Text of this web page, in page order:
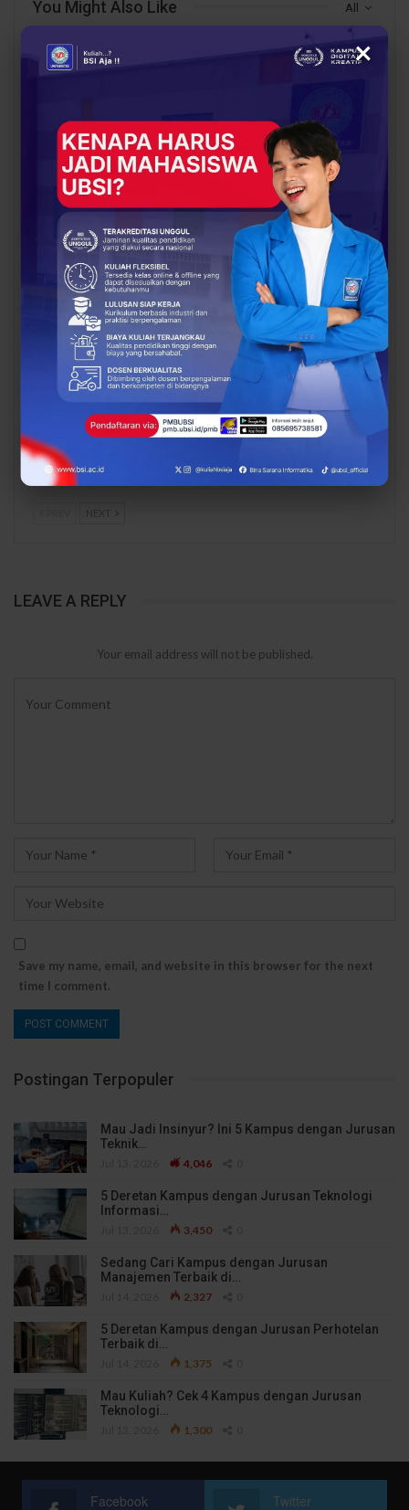
All
You Might Also Like
BERITA
Siap Kuliah Berkualitas?
UBSI Cengkareng Gelar
Open Booth Spesial
dengan Beasiswa…
Lulusan Berdaya Saing
Dimulai dari
Kompetensi, UBSI
Kampus Cikampek
Bekali Mahasiswa…
EVENT
Mahasiswa UBSI Punya
Ide Bisnis? Saatnya
Unjuk Gigi di
PERTAMUDA 2026, Ikuti…
BERITA
Proses Belajar di UBSI
yang Mendukung
Kerja
LEAVE A REPLY
Your email address will not be published.
Save my name, email, and website in this browser for the next
time I comment.
Postingan Terpopuler
Mau Jadi Insinyur? Ini 5 Kampus dengan Jurusan
Teknik…
4,046
5 Deretan Kampus dengan Jurusan Teknologi
Informasi…
3,450
Sedang Cari Kampus dengan Jurusan
Manajemen Terbaik di…
2,327
5 Deretan Kampus dengan Jurusan Perhotelan
Terbaik di…
1,375
Mau Kuliah? Cek 4 Kampus dengan Jurusan
Teknologi…
1,300
Facebook Twitter
×